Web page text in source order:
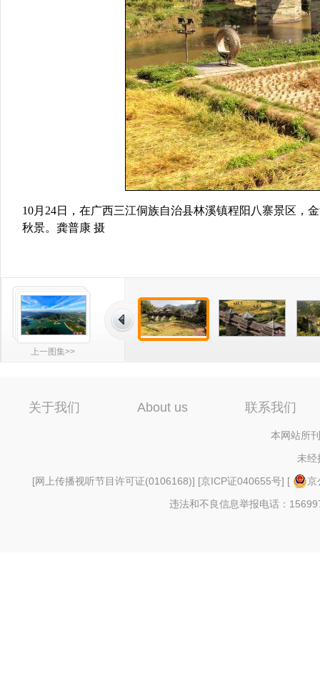
10月24日，在广西三江侗族自治县林溪镇程阳八寨景区，
秋景。龚普康 摄
上一图集>>
关于我们 About us 联系我们
本网站所
未经
[网上传播视听节目许可证(0106168)] [京ICP证040655号] [
京
违法和不良信息举报电话：